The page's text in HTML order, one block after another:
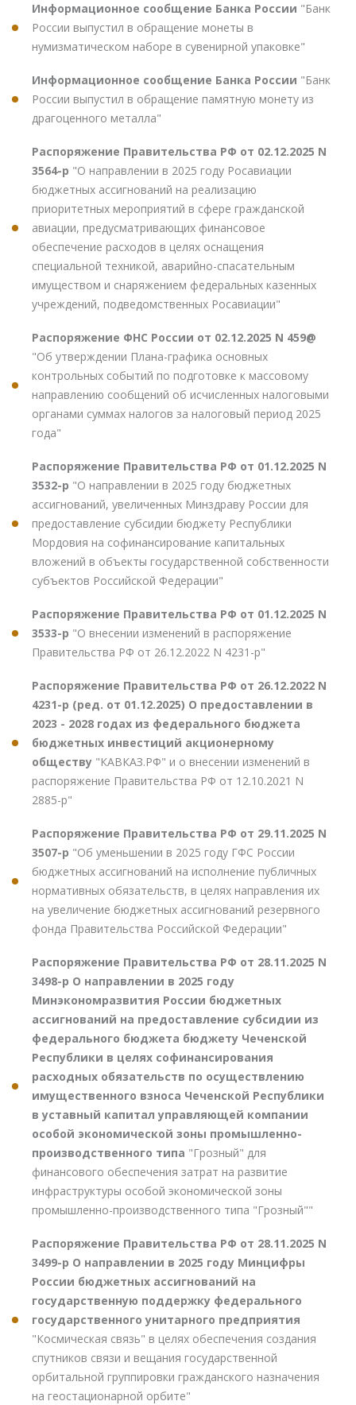
Информационное сообщение Банка России "Банк
России выпустил в обращение монеты в
нумизматическом наборе в сувенирной упаковке"
Информационное сообщение Банка России "Банк
России выпустил в обращение памятную монету из
драгоценного металла"
Распоряжение Правительства РФ от 02.12.2025 N
3564-р "О направлении в 2025 году Росавиации
бюджетных ассигнований на реализацию
приоритетных мероприятий в сфере гражданской
авиации, предусматривающих финансовое
обеспечение расходов в целях оснащения
специальной техникой, аварийно-спасательным
имуществом и снаряжением федеральных казенных
учреждений, подведомственных Росавиации"
Распоряжение ФНС России от 02.12.2025 N 459@
"Об утверждении Плана-графика основных
контрольных событий по подготовке к массовому
направлению сообщений об исчисленных налоговыми
органами суммах налогов за налоговый период 2025
года"
Распоряжение Правительства РФ от 01.12.2025 N
3532-р "О направлении в 2025 году бюджетных
ассигнований, увеличенных Минздраву России для
предоставление субсидии бюджету Республики
Мордовия на софинансирование капитальных
вложений в объекты государственной собственности
субъектов Российской Федерации"
Распоряжение Правительства РФ от 01.12.2025 N
3533-р "О внесении изменений в распоряжение
Правительства РФ от 26.12.2022 N 4231-р"
Распоряжение Правительства РФ от 26.12.2022 N
4231-р (ред. от 01.12.2025) О предоставлении в
2023 - 2028 годах из федерального бюджета
бюджетных инвестиций акционерному
обществу "КАВКАЗ.РФ" и о внесении изменений в
распоряжение Правительства РФ от 12.10.2021 N
2885-р"
Распоряжение Правительства РФ от 29.11.2025 N
3507-р "Об уменьшении в 2025 году ГФС России
бюджетных ассигнований на исполнение публичных
нормативных обязательств, в целях направления их
на увеличение бюджетных ассигнований резервного
фонда Правительства Российской Федерации"
Распоряжение Правительства РФ от 28.11.2025 N
3498-р О направлении в 2025 году
Минэкономразвития России бюджетных
ассигнований на предоставление субсидии из
федерального бюджета бюджету Чеченской
Республики в целях софинансирования
расходных обязательств по осуществлению
имущественного взноса Чеченской Республики
в уставный капитал управляющей компании
особой экономической зоны промышленно-
производственного типа "Грозный" для
финансового обеспечения затрат на развитие
инфраструктуры особой экономической зоны
промышленно-производственного типа "Грозный""
Распоряжение Правительства РФ от 28.11.2025 N
3499-р О направлении в 2025 году Минцифры
России бюджетных ассигнований на
государственную поддержку федерального
государственного унитарного предприятия
"Космическая связь" в целях обеспечения создания
спутников связи и вещания государственной
орбитальной группировки гражданского назначения
на геостационарной орбите"